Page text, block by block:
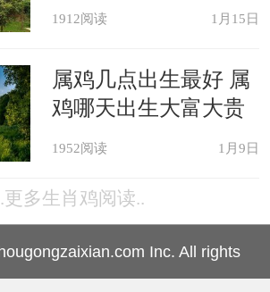
1912阅读 1月15日
属鸡几点出生最好 属
鸡哪天出生大富大贵
1952阅读 1月9日
更多生肖鸡阅读..
Inc. All rights